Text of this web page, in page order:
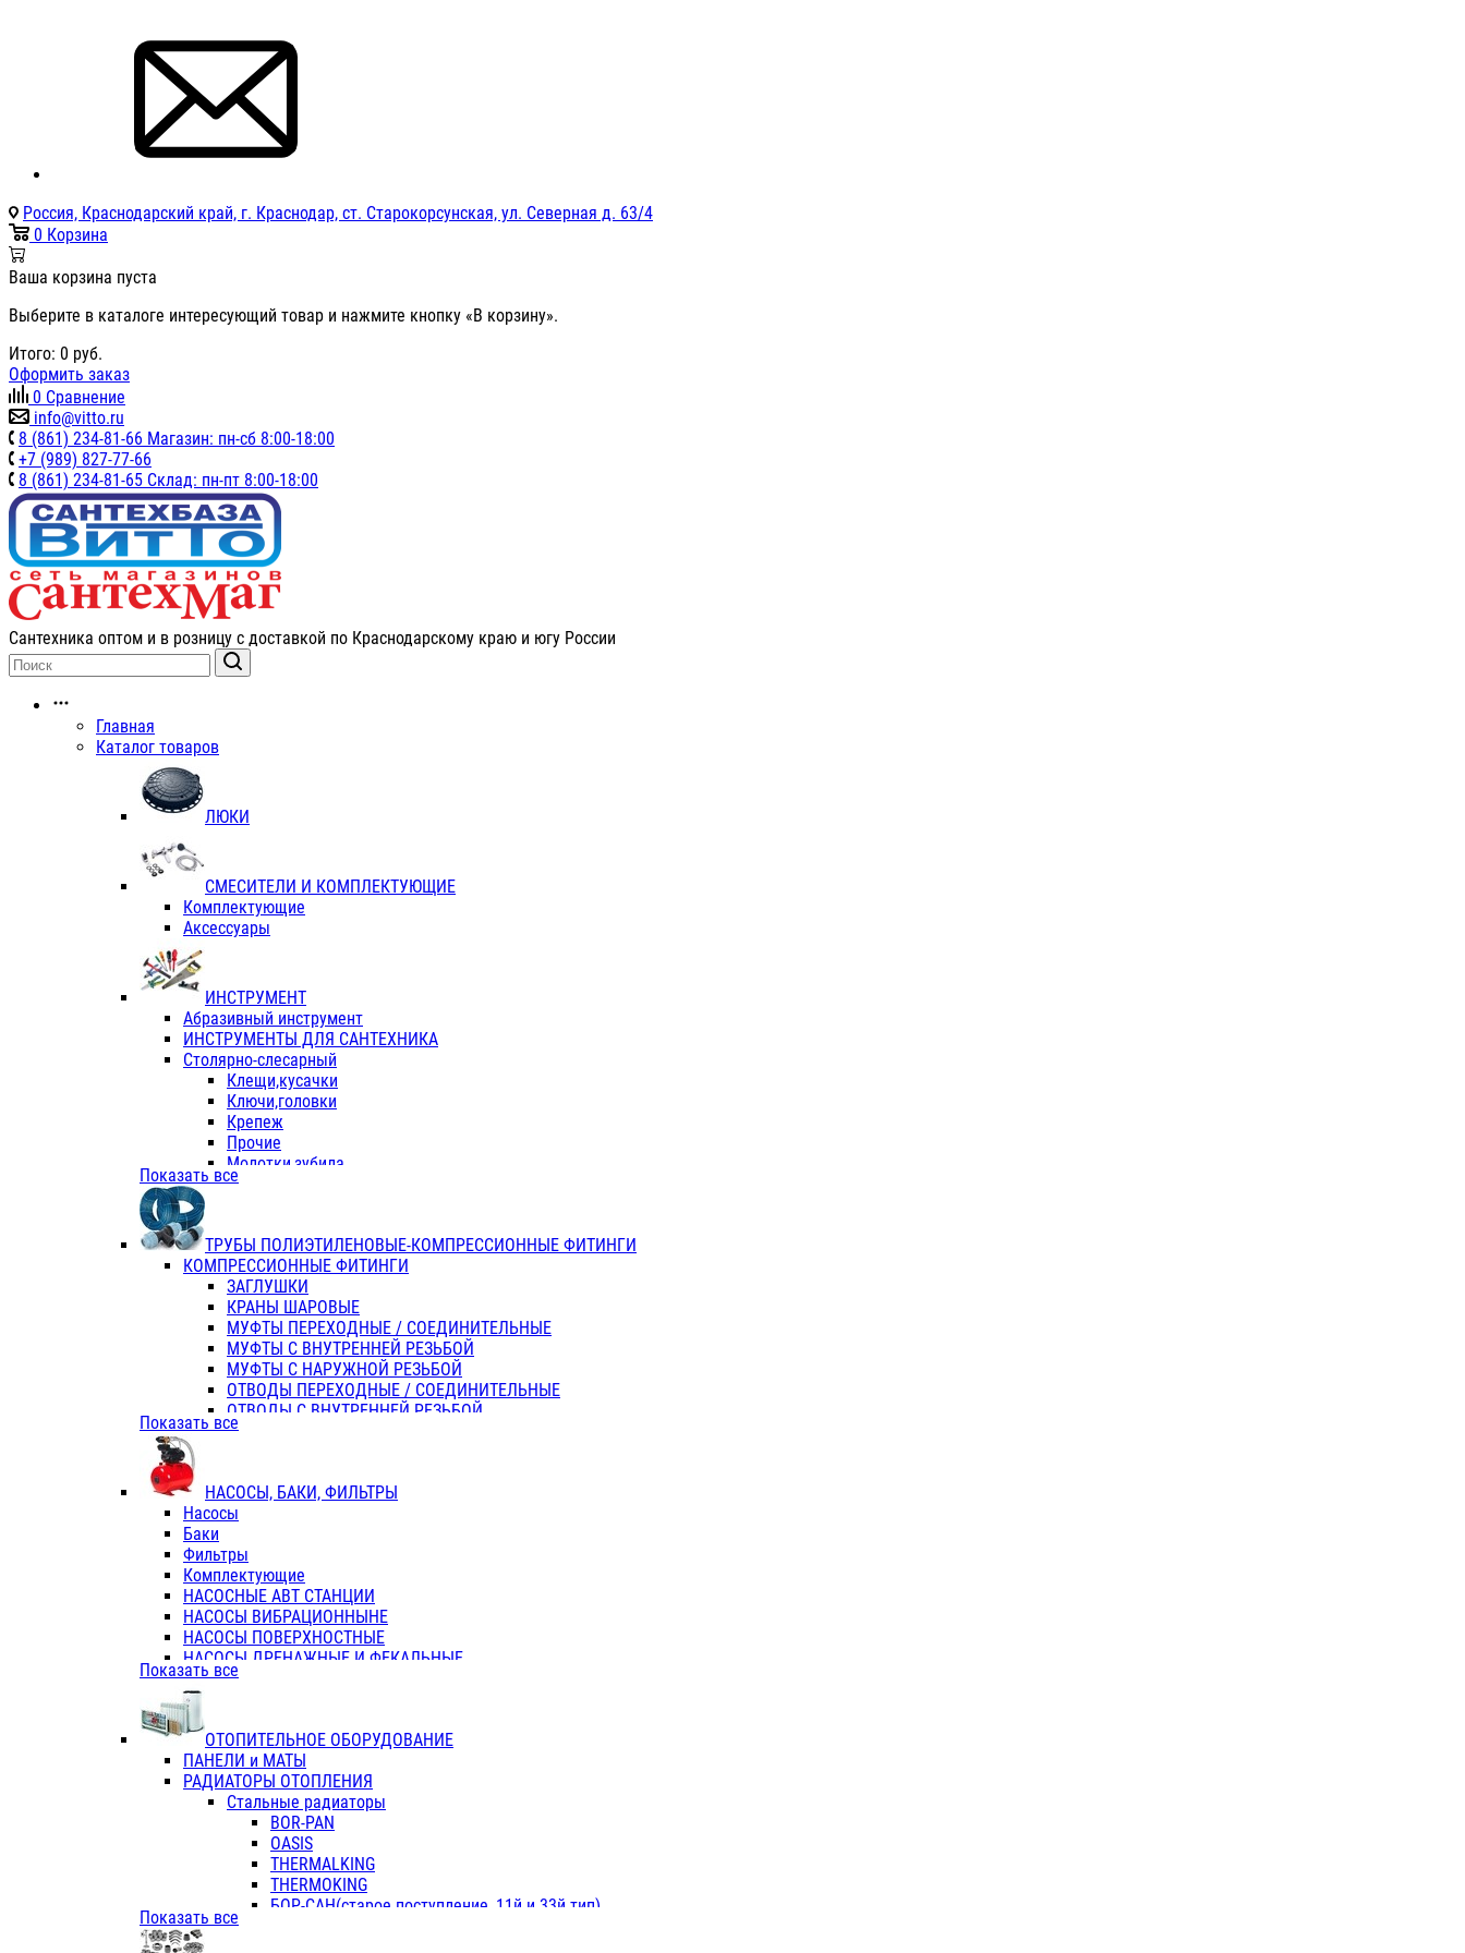
Россия, Краснодарский край, г. Краснодар, ст. Старокорсунская, ул. Северная д. 63/4
0 Корзина
Ваша корзина пуста
Выберите в каталоге интересующий товар и нажмите кнопку «В корзину».
Итого: 0 руб.
Оформить заказ
0 Сравнение
info@vitto.ru
8 (861) 234-81-66 Магазин: пн-сб 8:00-18:00
+7 (989) 827-77-66
8 (861) 234-81-65 Склад: пн-пт 8:00-18:00
Сантехника оптом и в розницу с доставкой по Краснодарскому краю и югу России
Главная
Каталог товаров
ЛЮКИ
СМЕСИТЕЛИ И КОМПЛЕКТУЮЩИЕ
Комплектующие
Аксессуары
ИНСТРУМЕНТ
Абразивный инструмент
ИНСТРУМЕНТЫ ДЛЯ САНТЕХНИКА
Столярно-слесарный
Клещи,кусачки
Ключи,головки
Крепеж
Прочие
Молотки,зубила
Пассатижи,тонкогубцы,утконосы
Отвертки
Хоз. инвентарь
ЭЛ. ИНСТРУМЕНТ OASIS
Показать все
ТРУБЫ ПОЛИЭТИЛЕНОВЫЕ-КОМПРЕССИОННЫЕ ФИТИНГИ
КОМПРЕССИОННЫЕ ФИТИНГИ
ЗАГЛУШКИ
КРАНЫ ШАРОВЫЕ
МУФТЫ ПЕРЕХОДНЫЕ / СОЕДИНИТЕЛЬНЫЕ
МУФТЫ С ВНУТРЕННЕЙ РЕЗЬБОЙ
МУФТЫ С НАРУЖНОЙ РЕЗЬБОЙ
ОТВОДЫ ПЕРЕХОДНЫЕ / СОЕДИНИТЕЛЬНЫЕ
ОТВОДЫ С ВНУТРЕННЕЙ РЕЗЬБОЙ
ОТВОДЫ С НАРУЖНОЙ РЕЗЬБОЙ
ТРОЙНИКИ ПЕРЕХОДНЫЕ / СОЕДИНИТЕЛЬНЫЕ
ТРОЙНИКИ С ВНУТРЕННЕЙ РЕЗЬБОЙ
КОЛЬЦА РЕЗИНОВЫЕ
ТРУБЫ НАПОРНЫЕ
ТРУБЫ ГОФРИРОВАННЫЕ ДВУХСЛ.
ТРУБЫ ПОЛИЭТИЛЕНОВЫЕ
Показать все
НАСОСЫ, БАКИ, ФИЛЬТРЫ
Насосы
Баки
Фильтры
Комплектующие
НАСОСНЫЕ АВТ СТАНЦИИ
НАСОСЫ ВИБРАЦИОННЫНЕ
НАСОСЫ ПОВЕРХНОСТНЫЕ
НАСОСЫ ДРЕНАЖНЫЕ И ФЕКАЛЬНЫЕ
НАСОСЫ ПОВЫСИТ и ЦИРКУЛЯЦИОННЫЕ
НАСОСЫ СКВАЖИННЫЕ
Показать все
ОТОПИТЕЛЬНОЕ ОБОРУДОВАНИЕ
ПАНЕЛИ и МАТЫ
РАДИАТОРЫ ОТОПЛЕНИЯ
Стальные радиаторы
BOR-PAN
OASIS
THERMALKING
THERMOKING
БОР-САН(старое поступление, 11й и 33й тип)
Показать все